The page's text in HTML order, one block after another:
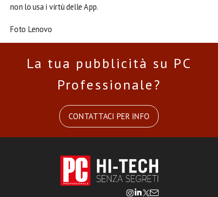
non lo usa i virtù delle App.
Foto Lenovo
La tua pubblicità su PC
Professionale?
CONTATTACI PER INFO